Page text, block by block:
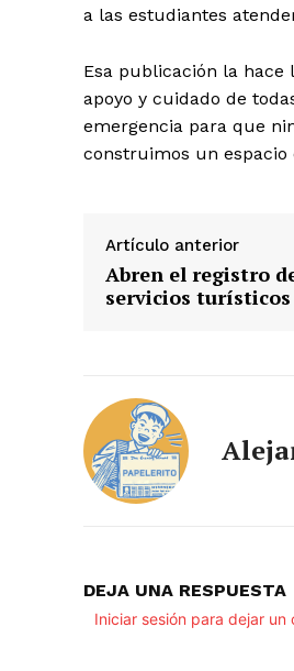
a las estudiantes
Esa publicación la hace
apoyo y cuidado de
emergencia para que
construimos un
Artículo anterior
Abren el registro
servicios
DEJA UNA RESPUESTA
Iniciar sesión para dejar un